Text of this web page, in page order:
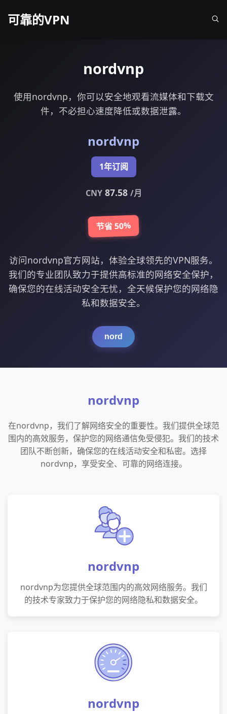
可靠的VPN
nordvnp
使用nordvnp，你可以安全地观看流媒体和下载文
件，不必担心速度降低或数据泄露。
nordvnp
1年订阅
CNY87.58 /月
节省 50%
访问nordvnp官方网站，体验全球领先的VPN服务。
我们的专业团队致力于提供高标准的网络安全保护，
确保您的在线活动安全无忧，全天候保护您的网络隐
私和数据安全。
nord
nordvnp
在nordvnp，我们了解网络安全的重要性。我们提供全球范
围内的高效服务，保护您的网络通信免受侵犯。我们的技术
团队不断创新，确保您的在线活动安全和私密。选择
nordvnp，享受安全、可靠的网络连接。
nordvnp
nordvnp为您提供全球范围内的高效网络服务。我们
的技术专家致力于保护您的网络隐私和数据安全。
nordvnp